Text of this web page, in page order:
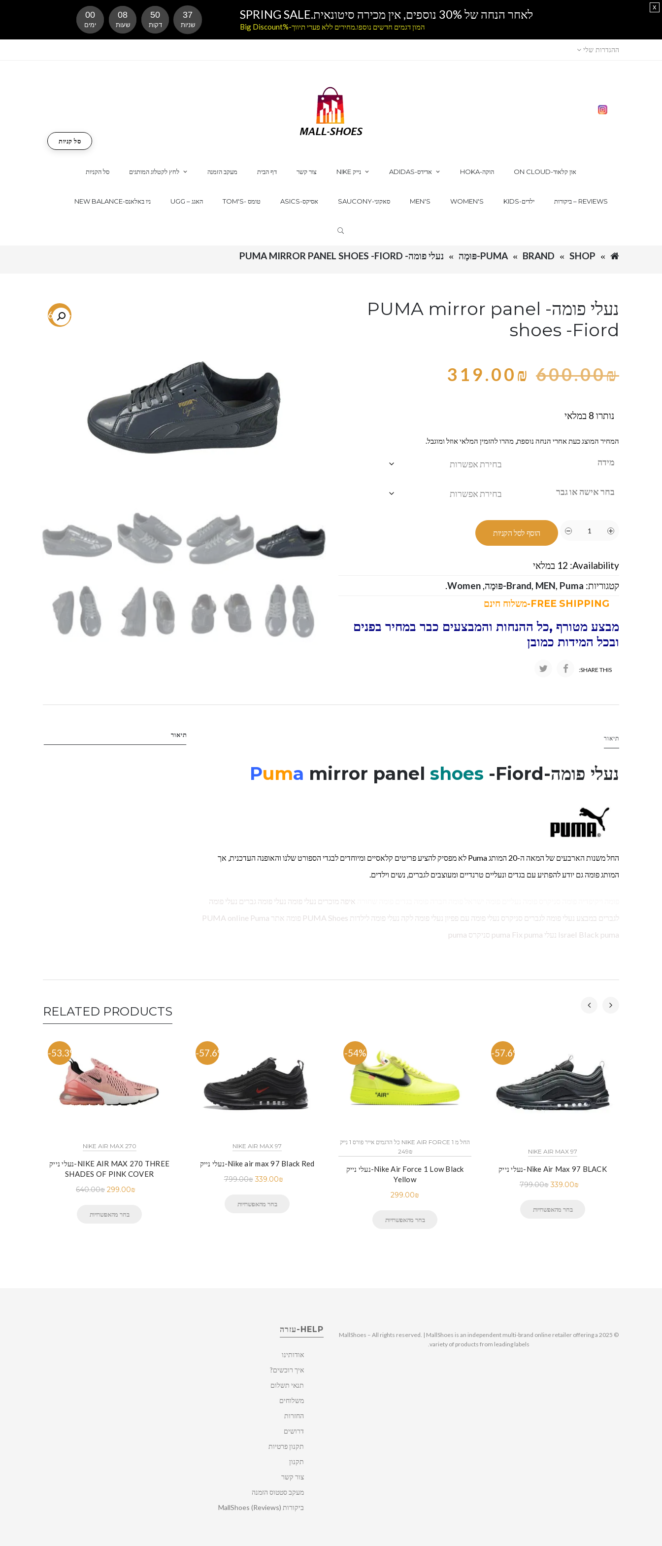
ההגדרות שלי
סל הקניות לחץ לקטלוג המותגים מעקב הזמנה דף הבית צור קשר NIKE נייק ADIDAS-אדידס HOKA-הוקה ON CLOUD-און קלאוד
NEW BALANCE-ניו באלאנס UGG – האגג TOM'S- טומס ASICS-אסיקס SAUCONY-סאקוני MEN'S WOMEN'S KIDS-ילדים ביקורות – REVIEWS
סל קניות
SHOP
BRAND PUMA-פּוּמָה נעלי פומה- PUMA MIRROR PANEL SHOES -FIORD
-46.8%
נעלי פומה- PUMA mirror panel
shoes -Fiord
600.00₪
319.00₪
נותרו 8 במלאי
המחיר המוצג כעת אחרי הנחה נוספת, מהרו להזמין המלאי אוזל ומוגבל.
מידה
בחר אישה או גבר
הוסף לסל הקניות
Availability: 12 במלאי
קטגוריות:
Brand, MEN, Puma-פּוּמָה ,
Women
.
מבצע מטורף ,כל ההנחות והמבצעים כבר במחיר בפנים
ובכל המידות כמובן
SHARE THIS:
תיאור תיאור
נעלי פומה- Puma mirror panel shoes -Fiord
החל משנות הארבעים של המאה ה-20 המותג Puma לא מפסיק להציע פריטים קלאסיים ומיוחדים לבגדי הספורט שלנו והאופנה העדכנית, אך
המותג פומה גם יודע להפתיע עם בגדים ונעליים טרנדיים ומעוצבים לגברים, נשים וילדים.
איפה מוכרים נעלי פומה נעלי פומה גברים נעלי פומה
לגברים במבצע נעלי פומה לגברים סניקרס נעלי פומה עם פפיון נעלי פומה לקה נעלי פומה לילדות PUMA Shoes פומה אתר PUMA online Puma
Israel Black puma נעלי puma Fix puma סניקרס puma
RELATED PRODUCTS
-53.3%
NIKE AIR MAX 270
נעלי נייק-NIKE AIR MAX 270 THREE
SHADES OF PINK COVER
640.00₪ 299.00₪
בחר מהאפשרויות
-57.6%
NIKE AIR MAX 97
נעלי נייק-Nike air max 97 Black Red
799.00₪ 339.00₪
בחר מהאפשרויות
-54%
כל הדגמים אייר פורס 1 נייק NIKE AIR FORCE 1 החל מ
249₪
נעלי נייק-Nike Air Force 1 Low Black
Yellow
299.00₪
בחר מהאפשרויות
-57.6%
NIKE AIR MAX 97
נעלי נייק-Nike Air Max 97 BLACK
799.00₪ 339.00₪
בחר מהאפשרויות
HELP-עזרה
אודותינו
איך רוכשים?
תנאי תשלום
משלוחים
החזרות
דרושים
תקנון פרטיות
תקנון
צור קשר
מעקב סטטוס הזמנה
ביקורות MallShoes (Reviews)
© 2025 MallShoes – All rights reserved. | MallShoes is an independent multi-brand online retailer offering a
variety of products from leading labels.
לאחר הנחה של 30% נוספים, אין מכירה סיטונאית.SPRING SALE
המון דגמים חדשים נוספו.מחירים ללא פערי תיווך-%Big Discount
00
ימים
08
שעות
50
דקות
36
שניות
x